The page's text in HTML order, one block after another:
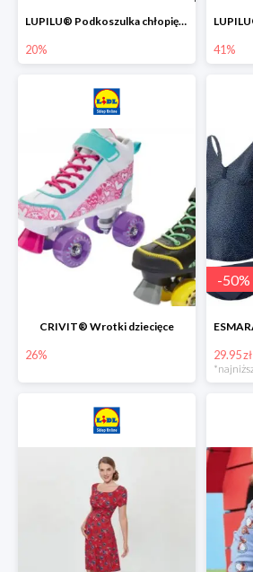
LUPILU® Podkoszulka chłopięca z bawełny -20%
20% 41%
CRIVIT® Wrotki dziecięce
26%
-50%
29.95 zł